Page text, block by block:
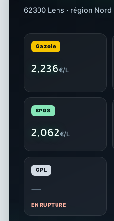
62300 Lens · région Nord
Gazole
2,236€/L
SP98
2,062€/L
GPL
—
EN RUPTURE